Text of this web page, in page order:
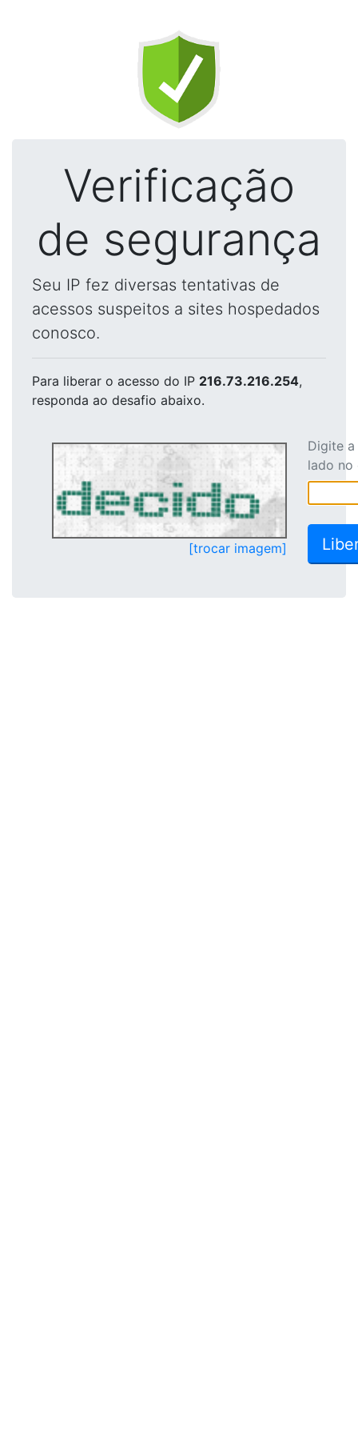
Verificação
de segurança
Seu IP fez diversas tentativas de
acessos suspeitos a sites hospedados
conosco.
Para liberar o acesso do IP 216.73.216.254,
responda ao desafio abaixo.
[trocar imagem]
Digite
lado no